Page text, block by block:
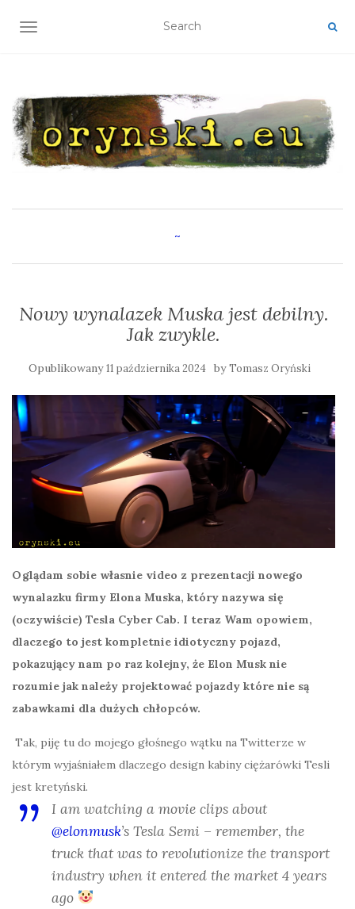
TOGGLE NAVIGATION
~
Nowy wynalazek Muska jest debilny.
Jak zwykle.
Opublikowany11 października 2024 byTomasz Oryński
Oglądam sobie własnie video z prezentacji nowego
wynalazku firmy Elona Muska, który nazywa się
(oczywiście) Tesla Cyber Cab. I teraz Wam opowiem,
dlaczego to jest kompletnie idiotyczny pojazd,
pokazujący nam po raz kolejny, że Elon Musk nie
rozumie jak należy projektować pojazdy które nie są
zabawkami dla dużych chłopców.
Tak, piję tu do mojego głośnego wątku na Twitterze w
którym wyjaśniałem dlaczego design kabiny ciężarówki Tesli
jest kretyński.
I am watching a movie clips about
@elonmusk’s Tesla Semi – remember, the
truck that was to revolutionize the transport
industry when it entered the market 4 years
ago